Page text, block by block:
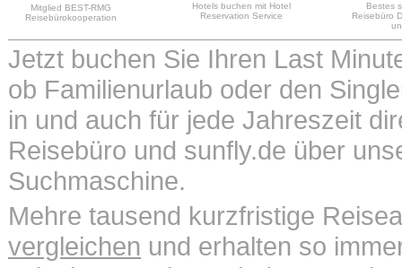
Mitglied BEST-RMG
Reisebürokooperation
Hotels buchen mit Hotel
Reservation Service
Bestes
Reisebüro
Jetzt buchen Sie Ihren Last
ob Familienurlaub oder den
in und auch für jede Jahreszeit
Reisebüro und sunfly.de über
Suchmaschine.
Mehre tausend kurzfristige
vergleichen und erhalten so